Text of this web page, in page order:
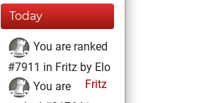
Today
You are ranked
#7911 in Fritz by Elo
Fritz
You are